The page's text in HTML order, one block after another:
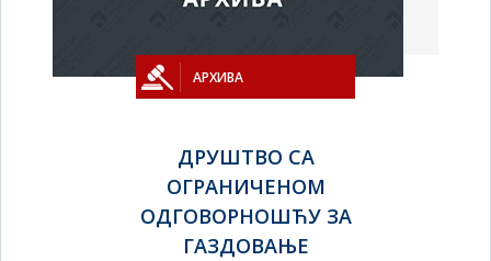
АРХИВА
ДРУШТВО СА
ОГРАНИЧЕНОМ
ОДГОВОРНОШЋУ ЗА
ГАЗДОВАЊЕ